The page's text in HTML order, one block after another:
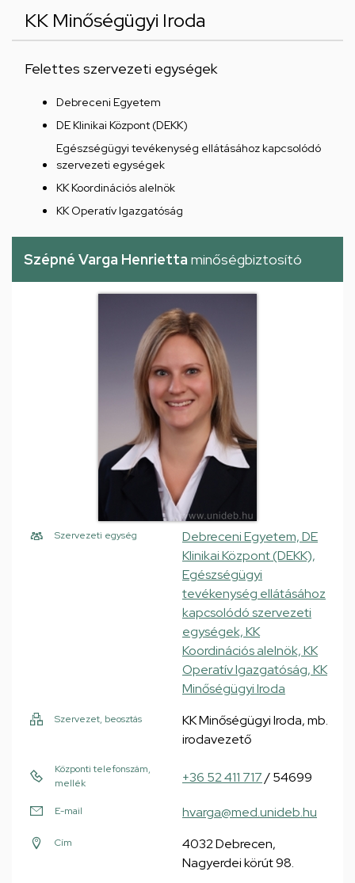
KK Minőségügyi Iroda
Felettes szervezeti egységek
Debreceni Egyetem
DE Klinikai Központ (DEKK)
Egészségügyi tevékenység ellátásához kapcsolódó
szervezeti egységek
KK Koordinációs alelnök
KK Operatív Igazgatóság
Szépné Varga Henrietta minőségbiztosító
Szervezeti egység
Debreceni Egyetem, DE
Klinikai Központ (DEKK),
Egészségügyi
tevékenység ellátásához
kapcsolódó szervezeti
egységek, KK
Koordinációs alelnök, KK
Operatív Igazgatóság, KK
Minőségügyi Iroda
Szervezet, beosztás
KK Minőségügyi Iroda, mb.
irodavezető
Központi telefonszám,
mellék
+36 52 411 717/ 54699
E-mail hvarga@med.unideb.hu
Cím
4032 Debrecen,
Nagyerdei körút 98.